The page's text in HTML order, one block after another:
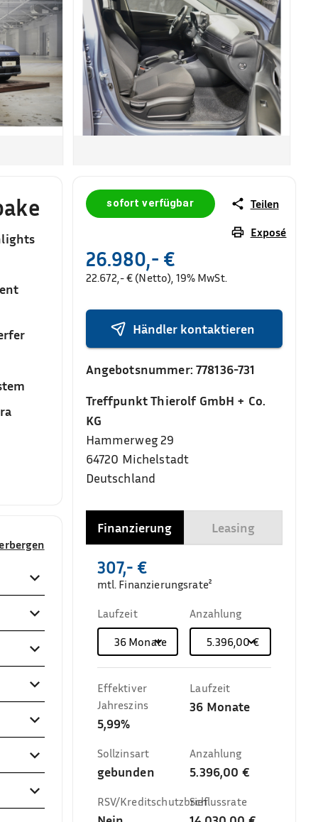
sofort verfügbar
Teilen
Exposé
26.980,- €
22.672,- € (Netto), 19% MwSt.
Händler kontaktieren
Angebotsnummer: 778136-731
Treffpunkt Thierolf GmbH + Co.
KG
Hammerweg 29
64720 Michelstadt
Deutschland
Finanzierung Leasing
307,- €
mtl. Finanzierungsrate²
Laufzeit
36Monate
Anzahlung
5.396,00 €
Effektiver
Jahreszins
5,99%
Laufzeit
36 Monate
Sollzinsart
gebunden
Anzahlung
5.396,00 €
RSV/KreditschutzbriefSchlussrate